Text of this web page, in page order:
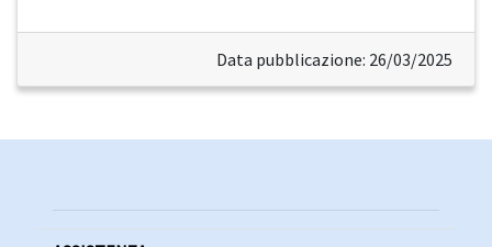
Data pubblicazione: 26/03/2025